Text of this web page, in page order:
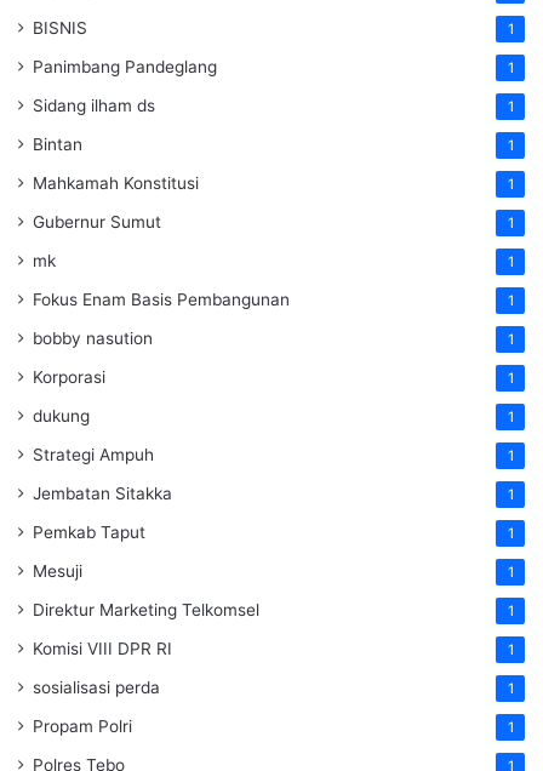
BISNIS 1
Panimbang Pandeglang 1
Sidang ilham ds 1
Bintan 1
Mahkamah Konstitusi 1
Gubernur Sumut 1
mk 1
Fokus Enam Basis Pembangunan 1
bobby nasution 1
Korporasi 1
dukung 1
Strategi Ampuh 1
Jembatan Sitakka 1
Pemkab Taput 1
Mesuji 1
Direktur Marketing Telkomsel 1
Komisi VIII DPR RI 1
sosialisasi perda 1
Propam Polri 1
Polres Tebo 1